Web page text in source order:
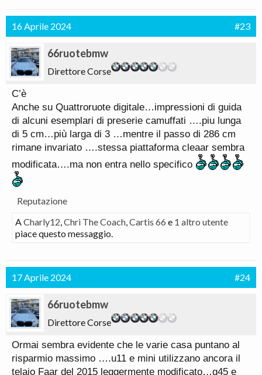
16 Aprile 2024 #23
66ruotebmw
Direttore Corse
C’è
Anche su Quattroruote digitale…impressioni di guida
di alcuni esemplari di preserie camuffati ….piu lunga
di 5 cm…più larga di 3 …mentre il passo di 286 cm
rimane invariato ….stessa piattaforma cleaar sembra
modificata….ma non entra nello specifico
Reputazione
ACharly12,Chri The Coach,Cartis 66 e 1 altro utente
piace questo messaggio.
17 Aprile 2024 #24
66ruotebmw
Direttore Corse
Ormai sembra evidente che le varie casa puntano al
risparmio massimo ….u11 e mini utilizzano ancora il
telaio Faar del 2015 leggermente modificato…g45 e